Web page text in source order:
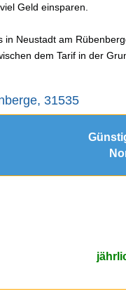
Geld einsparen.
Neustadt am
dem Tarif in der
31535